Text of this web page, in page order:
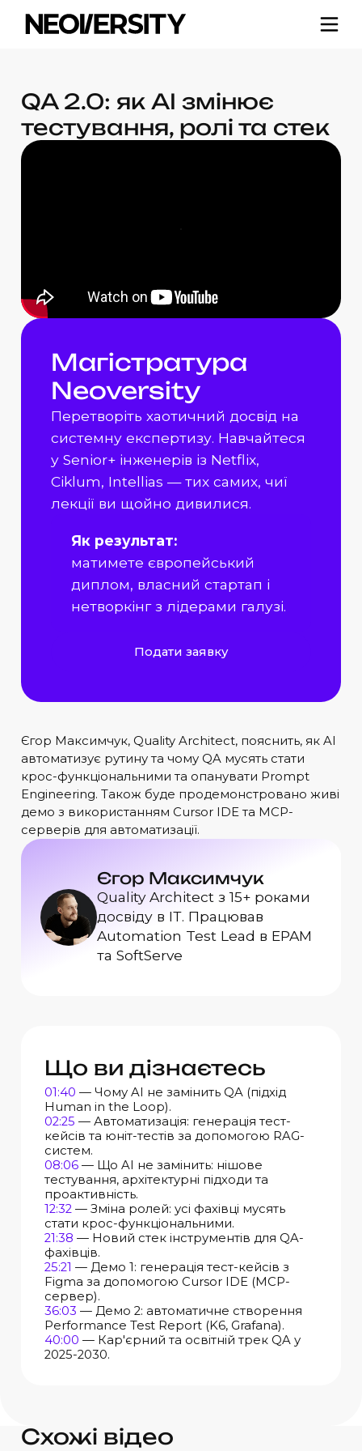
QA 2.0: як AI змінює
тестування, ролі та стек
Магістратура
Neoversity
Перетворіть хаотичний досвід на
системну експертизу. Навчайтеся
у Senior+ інженерів із Netflix,
Ciklum, Intellias — тих самих, чиї
лекції ви щойно дивилися.
Як результат:
матимете європейський
диплом, власний стартап і
нетворкінг з лідерами галузі.
Подати заявку
Єгор Максимчук, Quality Architect, пояснить, як AI
автоматизує рутину та чому QA мусять стати
крос-функціональними та опанувати Prompt
Engineering. Також буде продемонстровано живі
демо з використанням Cursor IDE та MCP-
серверів для автоматизації.
Єгор Максимчук
Quality Architect з 15+ роками
досвіду в ІТ. Працював
Automation Test Lead в EPAM
та SoftServe
Що ви дізнаєтесь
01:40 — Чому AI не замінить QA (підхід
Human in the Loop).
02:25 — Автоматизація: генерація тест-
кейсів та юніт-тестів за допомогою RAG-
систем.
08:06 — Що AI не замінить: нішове
тестування, архітектурні підходи та
проактивність.
12:32 — Зміна ролей: усі фахівці мусять
стати крос-функціональними.
21:38 — Новий стек інструментів для QA-
фахівців.
25:21 — Демо 1: генерація тест-кейсів з
Figma за допомогою Cursor IDE (MCP-
сервер).
36:03 — Демо 2: автоматичне створення
Performance Test Report (K6, Grafana).
40:00 — Кар'єрний та освітній трек QA у
2025-2030.
Схожі відео